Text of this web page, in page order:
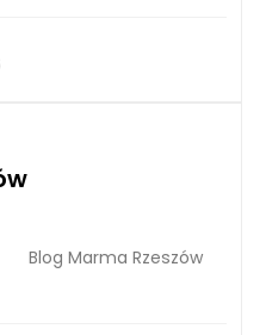
Blog Marma Rzeszów